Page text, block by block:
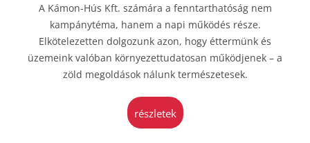
A Kámon-Hús Kft. számára a fenntarthatóság nem
kampánytéma, hanem a napi működés része.
Elkötelezetten dolgozunk azon, hogy éttermünk és
üzemeink valóban környezettudatosan működjenek – a
zöld megoldások nálunk természetesek.
részletek